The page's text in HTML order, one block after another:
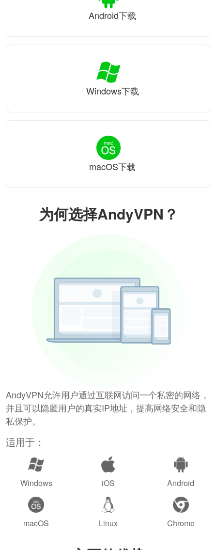
为何选择AndyVPN？
AndyVPN允许用户通过互联网访问一个私密的网络，
并且可以隐匿用户的真实IP地址，提高网络安全和隐
私保护。
适用于：
Windows iOS Android
macOS Linux Chrome
Android下载
Windows下载
macOS下载